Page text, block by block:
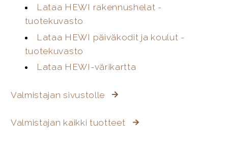
Lataa HEWI rakennushelat -
tuotekuvasto
Lataa HEWI päiväkodit ja koulut -
tuotekuvasto
Lataa HEWI-värikartta
Valmistajan sivustolle
Valmistajan kaikki tuotteet